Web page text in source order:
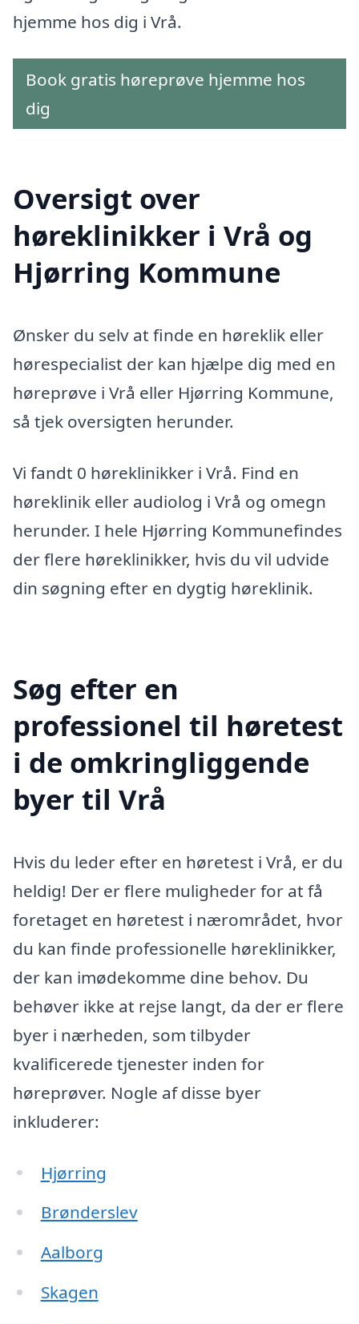
hjemme hos dig i Vrå.
Book gratis høreprøve hjemme hos
dig
Oversigt over
høreklinikker i Vrå og
Hjørring Kommune
Ønsker du selv at finde en høreklik eller
hørespecialist der kan hjælpe dig med en
høreprøve i Vrå eller Hjørring Kommune,
så tjek oversigten herunder.
Vi fandt 0 høreklinikker i Vrå. Find en
høreklinik eller audiolog i Vrå og omegn
herunder. I hele Hjørring Kommunefindes
der flere høreklinikker, hvis du vil udvide
din søgning efter en dygtig høreklinik.
Søg efter en
professionel til høretest
i de omkringliggende
byer til Vrå
Hvis du leder efter en høretest i Vrå, er du
heldig! Der er flere muligheder for at få
foretaget en høretest i nærområdet, hvor
du kan finde professionelle høreklinikker,
der kan imødekomme dine behov. Du
behøver ikke at rejse langt, da der er flere
byer i nærheden, som tilbyder
kvalificerede tjenester inden for
høreprøver. Nogle af disse byer
inkluderer:
Hjørring
Brønderslev
Aalborg
Skagen